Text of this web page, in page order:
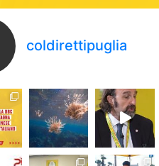
coldirettipuglia